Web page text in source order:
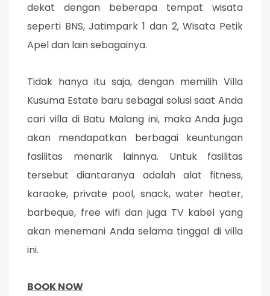
dekat dengan beberapa tempat wisata
seperti BNS, Jatimpark 1 dan 2, Wisata Petik
Apel dan lain sebagainya.
Tidak hanya itu saja, dengan memilih Villa
Kusuma Estate baru sebagai solusi saat Anda
cari villa di Batu Malang ini, maka Anda juga
akan mendapatkan berbagai keuntungan
fasilitas menarik lainnya. Untuk fasilitas
tersebut diantaranya adalah alat fitness,
karaoke, private pool, snack, water heater,
barbeque, free wifi dan juga TV kabel yang
akan menemani Anda selama tinggal di villa
ini.
BOOK NOW